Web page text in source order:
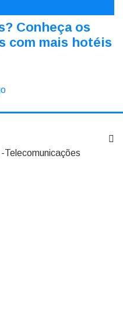
Conheça os
com mais hotéis
Telecomunicações